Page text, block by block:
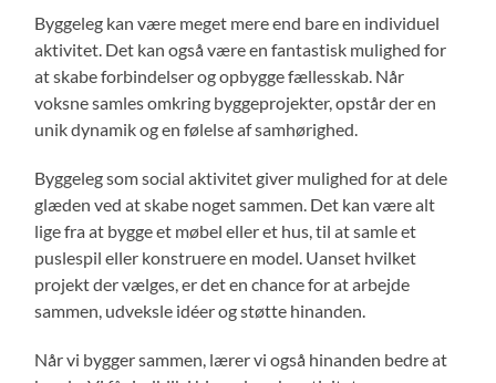
Byggeleg kan være meget mere end bare en individuel
aktivitet. Det kan også være en fantastisk mulighed for
at skabe forbindelser og opbygge fællesskab. Når
voksne samles omkring byggeprojekter, opstår der en
unik dynamik og en følelse af samhørighed.
Byggeleg som social aktivitet giver mulighed for at dele
glæden ved at skabe noget sammen. Det kan være alt
lige fra at bygge et møbel eller et hus, til at samle et
puslespil eller konstruere en model. Uanset hvilket
projekt der vælges, er det en chance for at arbejde
sammen, udveksle idéer og støtte hinanden.
Når vi bygger sammen, lærer vi også hinanden bedre at